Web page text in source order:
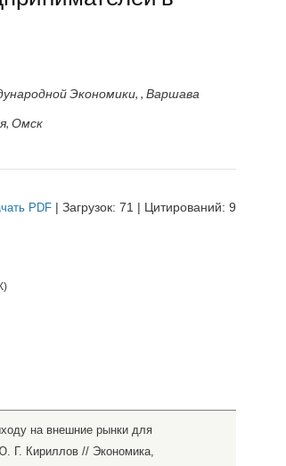
Экономики, , Варшава
Омск
PDF | Загрузок: 71 | Цитирований: 9
)
на внешние рынки для
Г. Кириллов // Экономика,